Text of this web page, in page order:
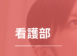
看護部